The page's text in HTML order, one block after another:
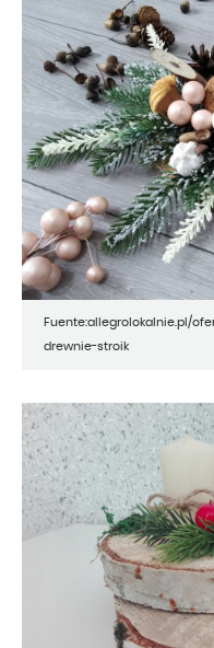
Fuente:allegrolokalnie.pl/
drewnie-stroik